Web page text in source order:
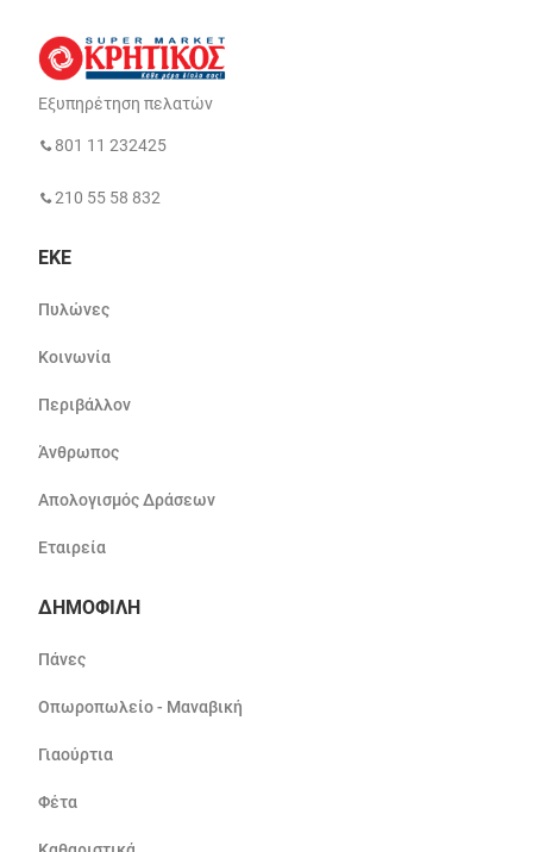
Εξυπηρέτηση πελατών
801 11 232425
210 55 58 832
ΕΚΕ
Πυλώνες
Κοινωνία
Περιβάλλον
Άνθρωπος
Απολογισμός Δράσεων
Εταιρεία
ΔΗΜΟΦΙΛΗ
Πάνες
Οπωροπωλείο - Μαναβική
Γιαούρτια
Φέτα